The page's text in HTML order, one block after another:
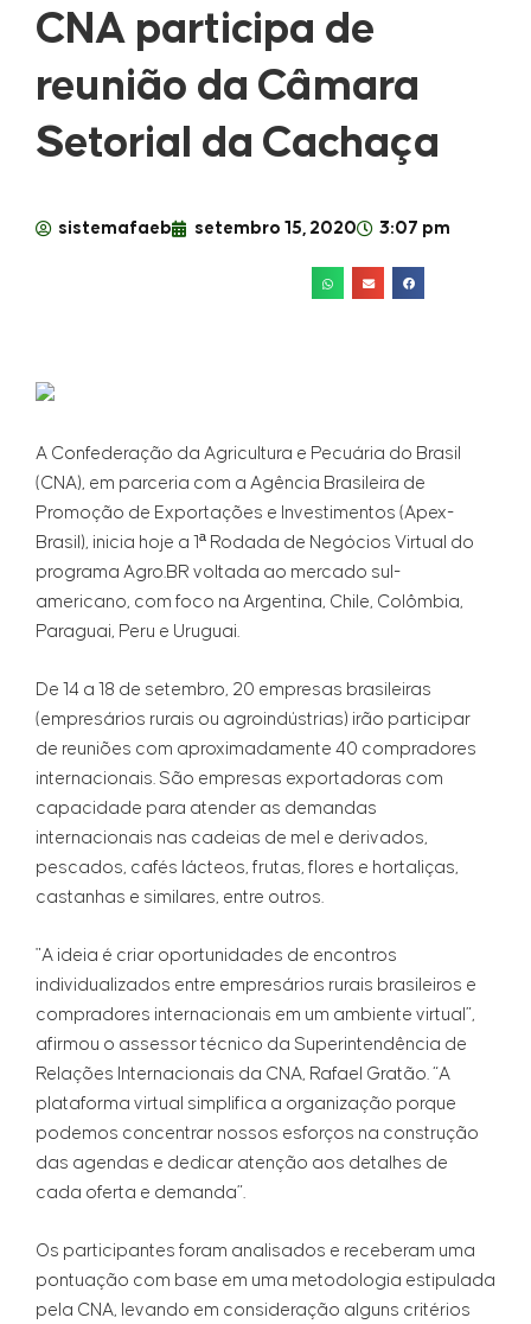
CNA participa de
reunião da Câmara
Setorial da Cachaça
sistemafaeb setembro 15, 2020 3:07 pm
A Confederação da Agricultura e Pecuária do Brasil
(CNA), em parceria com a Agência Brasileira de
Promoção de Exportações e Investimentos (Apex-
Brasil), inicia hoje a 1ª Rodada de Negócios Virtual do
programa Agro.BR voltada ao mercado sul-
americano, com foco na Argentina, Chile, Colômbia,
Paraguai, Peru e Uruguai.
De 14 a 18 de setembro, 20 empresas brasileiras
(empresários rurais ou agroindústrias) irão participar
de reuniões com aproximadamente 40 compradores
internacionais. São empresas exportadoras com
capacidade para atender as demandas
internacionais nas cadeias de mel e derivados,
pescados, cafés lácteos, frutas, flores e hortaliças,
castanhas e similares, entre outros.
"A ideia é criar oportunidades de encontros
individualizados entre empresários rurais brasileiros e
compradores internacionais em um ambiente virtual”,
afirmou o assessor técnico da Superintendência de
Relações Internacionais da CNA, Rafael Gratão. “A
plataforma virtual simplifica a organização porque
podemos concentrar nossos esforços na construção
das agendas e dedicar atenção aos detalhes de
cada oferta e demanda”.
Os participantes foram analisados e receberam uma
pontuação com base em uma metodologia estipulada
pela CNA, levando em consideração alguns critérios